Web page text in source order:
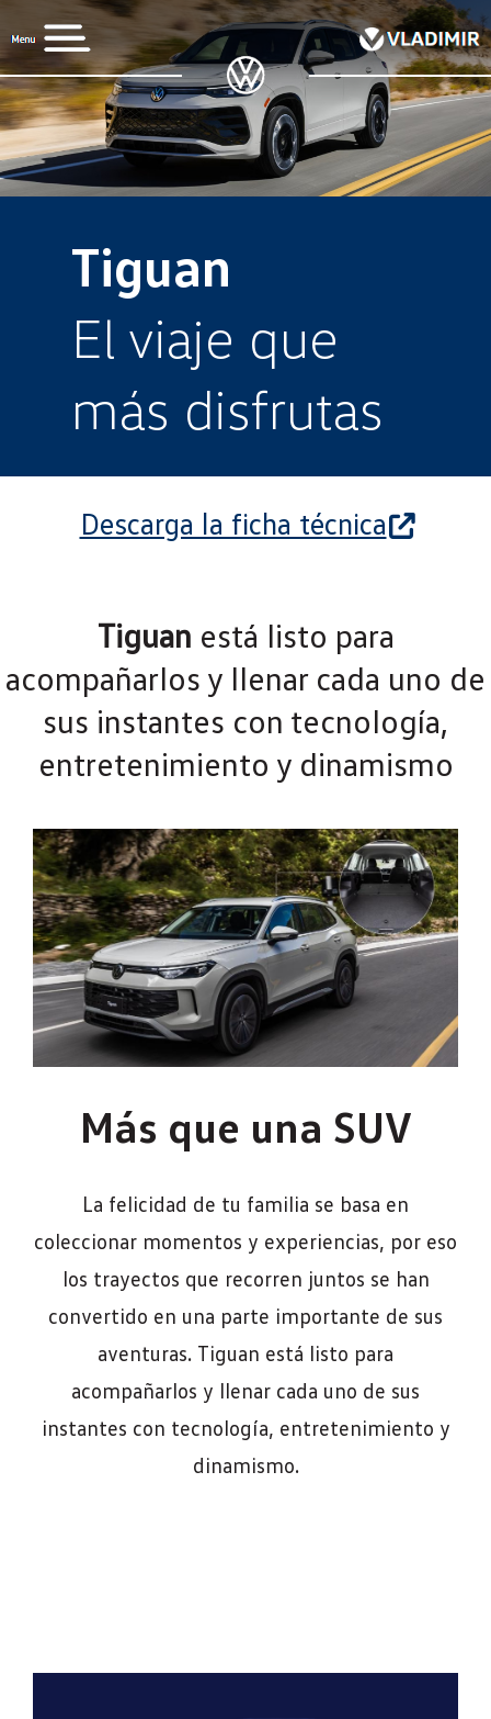
Tiguan
El viaje que
más disfrutas
Descarga la ficha técnica
Tiguan está listo para
acompañarlos y llenar cada uno de
sus instantes con tecnología,
entretenimiento y dinamismo
Más que una SUV
La felicidad de tu familia se basa en
coleccionar momentos y experiencias, por eso
los trayectos que recorren juntos se han
convertido en una parte importante de sus
aventuras. Tiguan está listo para
acompañarlos y llenar cada uno de sus
instantes con tecnología, entretenimiento y
dinamismo.